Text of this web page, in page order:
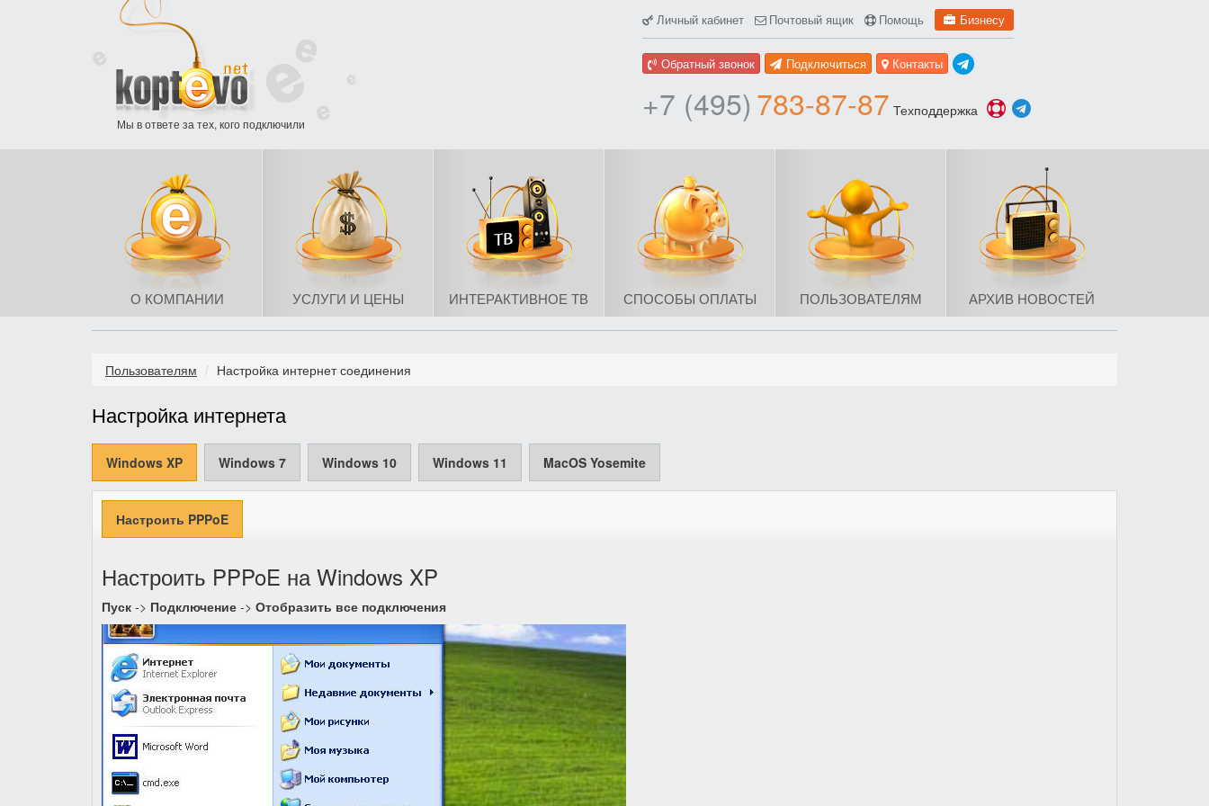
Мы в ответе за тех, кого подключили
Личный кабинет Почтовый ящик Помощь Бизнесу
Обратный звонок Подключиться Контакты
+7 (495)783-87-87 Техподдержка
О КОМПАНИИ УСЛУГИ И ЦЕНЫ ИНТЕРАКТИВНОЕ ТВ СПОСОБЫ ОПЛАТЫ ПОЛЬЗОВАТЕЛЯМ АРХИВ НОВОСТЕЙ
Пользователям Настройка интернет соединения
Настройка интернета
Windows XP Windows 7 Windows 10 Windows 11 MacOS Yosemite
Настроить PPPoE
Настроить PPPoE на Windows XP
Пуск -> Подключение -> Отобразить все подключения